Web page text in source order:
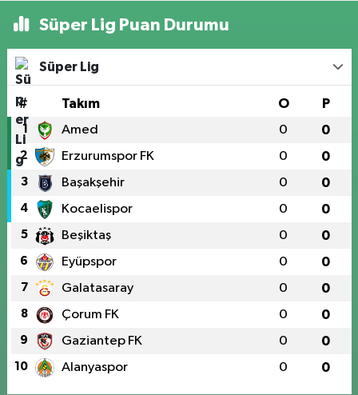
Süper Lig Puan Durumu
Süper Lig
# Takım O P
1 Amed 0 0
2 Erzurumspor FK 0 0
3 Başakşehir 0 0
4 Kocaelispor 0 0
5 Beşiktaş 0 0
6 Eyüpspor 0 0
7 Galatasaray 0 0
8 Çorum FK 0 0
9 Gaziantep FK 0 0
10 Alanyaspor 0 0